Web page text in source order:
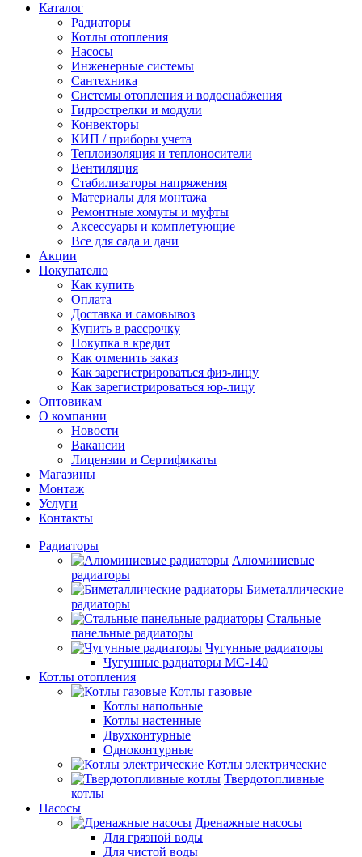
Каталог
Радиаторы
Котлы отопления
Насосы
Инженерные системы
Сантехника
Системы отопления и водоснабжения
Гидрострелки и модули
Конвекторы
КИП / приборы учета
Теплоизоляция и теплоносители
Вентиляция
Стабилизаторы напряжения
Материалы для монтажа
Ремонтные хомуты и муфты
Аксессуары и комплетующие
Все для сада и дачи
Акции
Покупателю
Как купить
Оплата
Доставка и самовывоз
Купить в рассрочку
Покупка в кредит
Как отменить заказ
Как зарегистрироваться физ-лицу
Как зарегистрироваться юр-лицу
Оптовикам
О компании
Новости
Вакансии
Лицензии и Сертификаты
Магазины
Монтаж
Услуги
Контакты
Радиаторы
Алюминиевые
радиаторы
Биметаллические
радиаторы
Стальные
панельные радиаторы
Чугунные радиаторы
Чугунные радиаторы МС-140
Котлы отопления
Котлы газовые
Котлы напольные
Котлы настенные
Двухконтурные
Одноконтурные
Котлы электрические
Твердотопливные
котлы
Насосы
Дренажные насосы
Для грязной воды
Для чистой воды